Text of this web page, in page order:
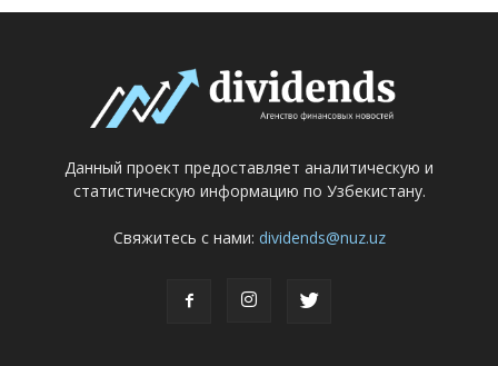
Данный проект предоставляет аналитическую и
статистическую информацию по Узбекистану.
Свяжитесь с нами: dividends@nuz.uz